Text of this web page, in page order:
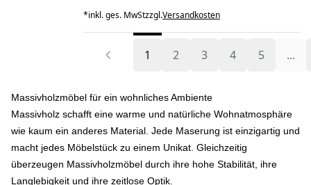
*inkl. ges. MwStzzgl.Versandkosten
1 2 3 4 5 ...
Massivholzmöbel für ein wohnliches Ambiente
Massivholz schafft eine warme und natürliche Wohnatmosphäre
wie kaum ein anderes Material. Jede Maserung ist einzigartig und
macht jedes Möbelstück zu einem Unikat. Gleichzeitig
überzeugen Massivholzmöbel durch ihre hohe Stabilität, ihre
Langlebigkeit und ihre zeitlose Optik.